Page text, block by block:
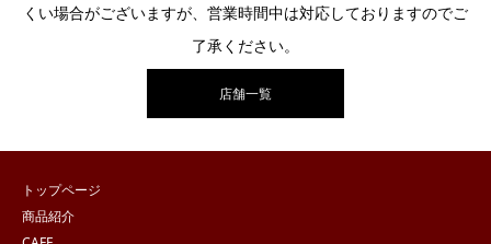
くい場合がございますが、営業時間中は対応しておりますのでご
了承ください。
店舗一覧
トップページ
商品紹介